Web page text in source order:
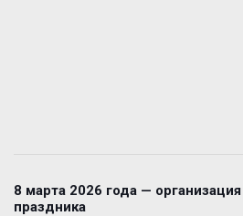
8 марта 2026 года —
праздника